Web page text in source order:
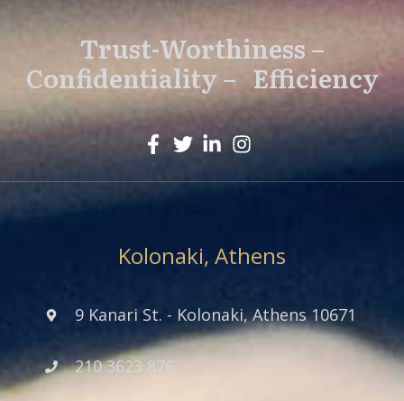
Trust-Worthiness –
Confidentiality – Efficiency
Kolonaki, Athens
9 Kanari St. - Kolonaki, Athens 10671
210 3623 876